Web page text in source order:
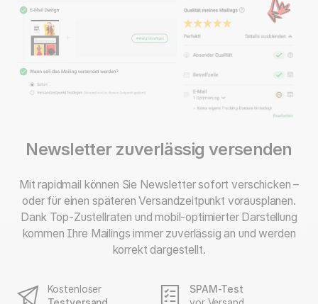
Newsletter zuverlässig versenden
Mit rapidmail können Sie Newsletter sofort verschicken –
oder für einen späteren Versandzeitpunkt vorausplanen.
Dank Top-Zustellraten und mobil-optimierter Darstellung
kommen Ihre Mailings immer zuverlässig an und werden
korrekt dargestellt.
Kostenloser
SPAM-Test